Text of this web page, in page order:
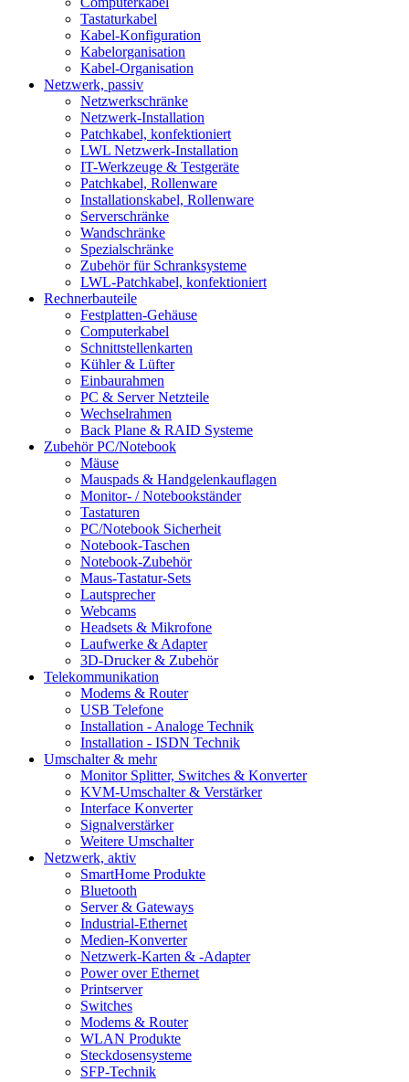
Tastaturkabel
Kabel-Konfiguration
Kabelorganisation
Kabel-Organisation
Netzwerk, passiv
Netzwerkschränke
Netzwerk-Installation
Patchkabel, konfektioniert
LWL Netzwerk-Installation
IT-Werkzeuge & Testgeräte
Patchkabel, Rollenware
Installationskabel, Rollenware
Serverschränke
Wandschränke
Spezialschränke
Zubehör für Schranksysteme
LWL-Patchkabel, konfektioniert
Rechnerbauteile
Festplatten-Gehäuse
Computerkabel
Schnittstellenkarten
Kühler & Lüfter
Einbaurahmen
PC & Server Netzteile
Wechselrahmen
Back Plane & RAID Systeme
Zubehör PC/Notebook
Mäuse
Mauspads & Handgelenkauflagen
Monitor- / Notebookständer
Tastaturen
PC/Notebook Sicherheit
Notebook-Taschen
Notebook-Zubehör
Maus-Tastatur-Sets
Lautsprecher
Webcams
Headsets & Mikrofone
Laufwerke & Adapter
3D-Drucker & Zubehör
Telekommunikation
Modems & Router
USB Telefone
Installation - Analoge Technik
Installation - ISDN Technik
Umschalter & mehr
Monitor Splitter, Switches & Konverter
KVM-Umschalter & Verstärker
Interface Konverter
Signalverstärker
Weitere Umschalter
Netzwerk, aktiv
SmartHome Produkte
Bluetooth
Server & Gateways
Industrial-Ethernet
Medien-Konverter
Netzwerk-Karten & -Adapter
Power over Ethernet
Printserver
Switches
Modems & Router
WLAN Produkte
Steckdosensysteme
SFP-Technik